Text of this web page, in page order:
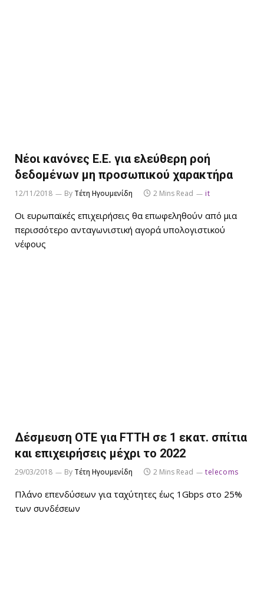
Νέοι κανόνες Ε.Ε. για ελεύθερη ροή
δεδομένων μη προσωπικού χαρακτήρα
12/11/2018 By Τέτη Ηγουμενίδη 2 Mins Read it
Οι ευρωπαϊκές επιχειρήσεις θα επωφεληθούν από μια
περισσότερο ανταγωνιστική αγορά υπολογιστικού
νέφους
Δέσμευση ΟΤΕ για FTTH σε 1 εκατ. σπίτια
και επιχειρήσεις μέχρι το 2022
29/03/2018 By Τέτη Ηγουμενίδη 2 Mins Read telecoms
Πλάνο επενδύσεων για ταχύτητες έως 1Gbps στο 25%
των συνδέσεων